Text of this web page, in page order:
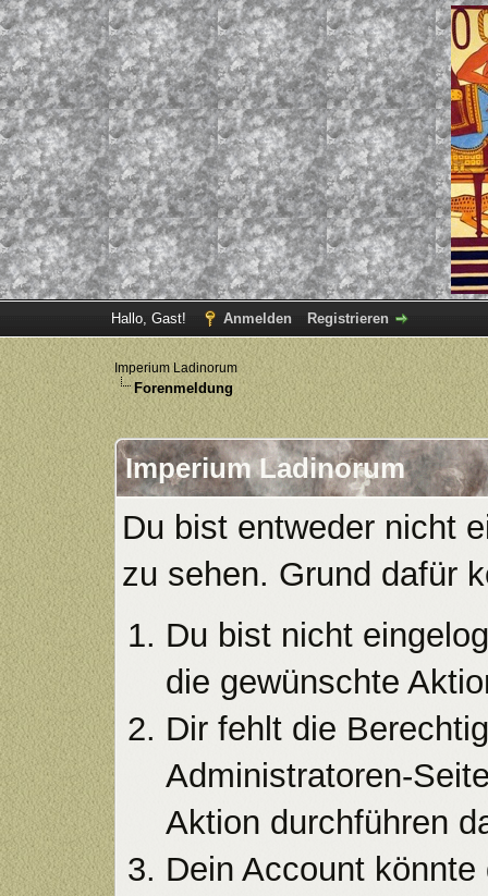
Hallo, Gast! Anmelden Registrieren
Imperium Ladinorum
Forenmeldung
Imperium Ladinorum
Du bist entweder nicht
zu sehen. Grund dafür
Du bist nicht
die gewünschte
Dir fehlt die
Administratoren-
Aktion durchführen
Dein Account